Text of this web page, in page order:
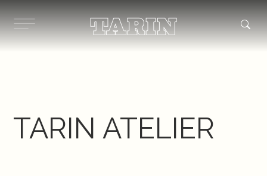
contenido
TARIN ATELIER